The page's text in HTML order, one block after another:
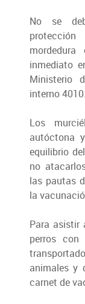
No se
inmediato
Ministerio
interno 4010.
Los
autóctona
equilibrio
no
las pautas
la
Para asistir
perros
animales y
carnet de